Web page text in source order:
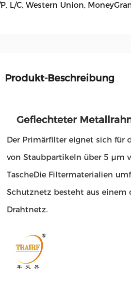
P, L/C, Western Union,
Produkt-Beschreibung
Geflechteter
Der Primärfilter eignet sich für
von Staubpartikeln über 5 μm
TascheDie Filtermaterialien
Schutznetz besteht aus
Drahtnetz.